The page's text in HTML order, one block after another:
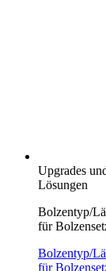
Upgrades
Lösungen
Bolzentyp/
für
Bolzentyp/
für